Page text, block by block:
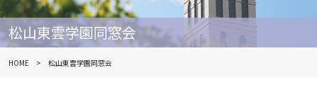
松山東雲学園同窓会
HOME 松山東雲学園同窓会